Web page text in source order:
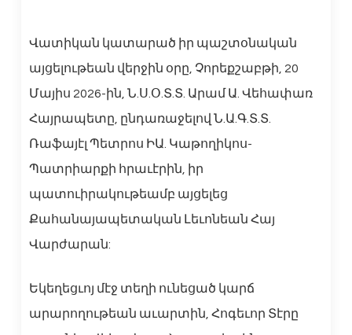
Վատիկան կատարած իր պաշտօնական
այցելութեան վերջին օրը, Չորեքշաբթի, 20
Մայիս 2026-ին, Ն.Ս.Օ.Տ.Տ. Արամ Ա. Վեհափառ
Հայրապետը, ընդառաջելով Ն.Ա.Գ.Տ.Տ.
Ռաֆայէլ Պետրոս ԻԱ. Կաթողիկոս-
Պատրիարքի հրաւէրին, իր
պատուիրակութեամբ այցելեց
Քահանայապետական Լեւոնեան Հայ
Վարժարան:
Եկեղեցւոյ մէջ տեղի ունեցած կարճ
արարողութեան աւարտին, Հոգեւոր Տէրը